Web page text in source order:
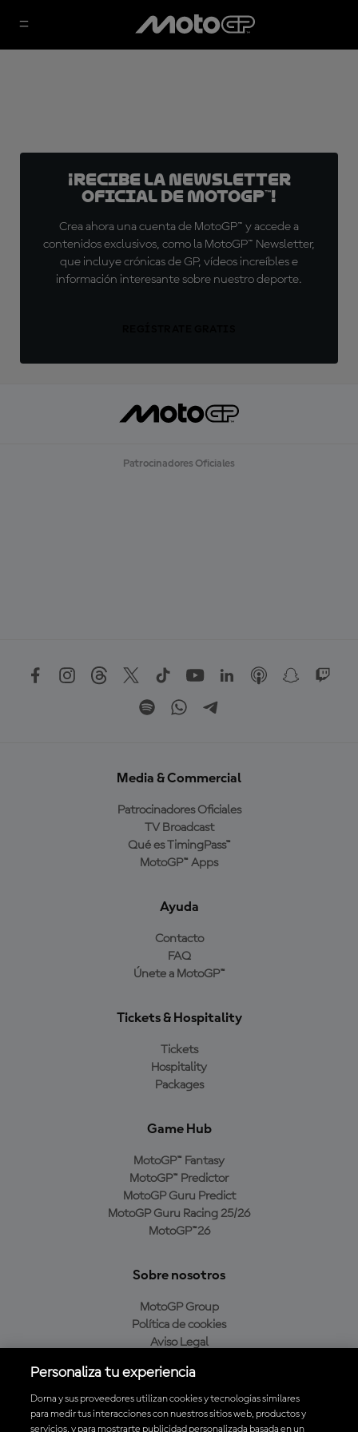
¡Recibe la Newsletter
oficial de MotoGP™!
Crea ahora una cuenta de MotoGP™ y accede a
contenidos exclusivos, como la MotoGP™ Newsletter,
que incluye crónicas de GP, vídeos increíbles e
información interesante sobre nuestro deporte.
Patrocinadores Oficiales
Media & Commercial
Patrocinadores Oficiales
TV Broadcast
Qué es TimingPass™
MotoGP™ Apps
Ayuda
Contacto
FAQ
Únete a MotoGP™
Tickets & Hospitality
Tickets
Hospitality
Packages
Game Hub
MotoGP™ Fantasy
MotoGP™ Predictor
MotoGP Guru Predict
MotoGP Guru Racing 25/26
MotoGP™26
Sobre nosotros
MotoGP Group
Política de cookies
Aviso Legal
Política de compra
Personaliza tu experiencia
Dorna y sus proveedores utilizan cookies y tecnologías similares
para medir tus interacciones con nuestros sitios web, productos y
servicios, y para mostrarte publicidad personalizada basada en un